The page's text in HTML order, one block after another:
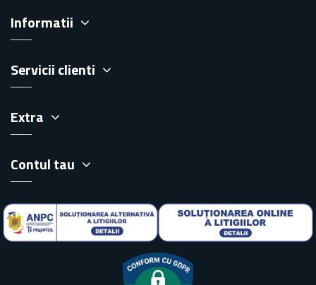
Informatii
Servicii clienti
Extra
Contul tau